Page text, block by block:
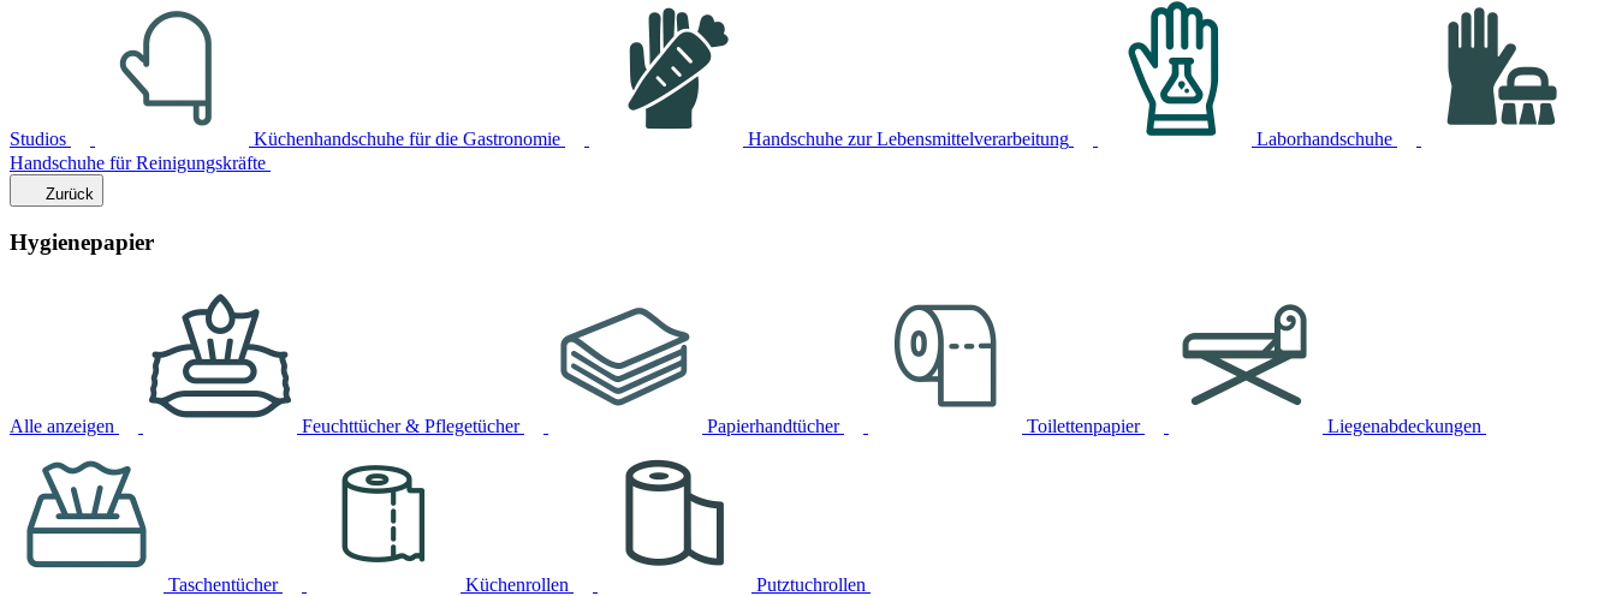
Studios Küchenhandschuhe für die Gastronomie Handschuhe zur Lebensmittelverarbeitung
Laborhandschuhe
Handschuhe für Reinigungskräfte
Zurück
Hygienepapier
Alle anzeigen Feuchttücher & Pflegetücher Papierhandtücher Toilettenpapier Liegenabdeckungen
Taschentücher Küchenrollen Putztuchrollen